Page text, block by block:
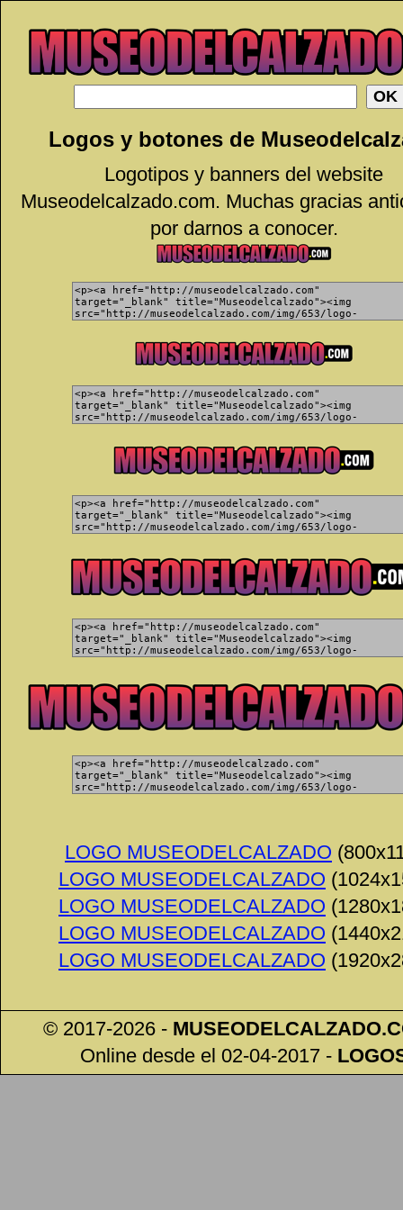
Logos y botones de
Logotipos y banners del website
Museodelcalzado.com. Muchas gracias
por darnos a conocer.
LOGO MUSEODELCALZADO
LOGO MUSEODELCALZADO
LOGO MUSEODELCALZADO
LOGO MUSEODELCALZADO
LOGO MUSEODELCALZADO
© 2017-2026 - MUSEODELCALZADO
Online desde el 02-04-2017-